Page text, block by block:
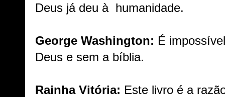
Deus já deu à humanidade.
George Washington: É
Deus e sem a bíblia.
Rainha Vitória: Este livro é a